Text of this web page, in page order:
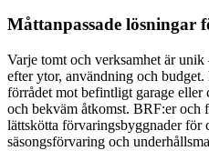
Måttanpassade lösningar
Varje tomt och verksamhet är
efter ytor, användning och
förrådet mot befintligt garage
och bekväm åtkomst. BRF:er och
lättskötta förvaringsbyggnader för
säsongsförvaring och